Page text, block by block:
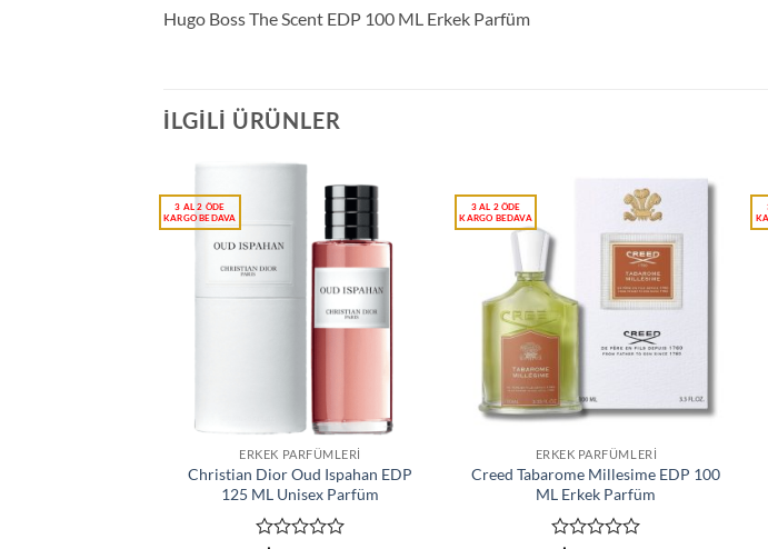
Hugo Boss The Scent EDP 100 ML Erkek Parfüm
İLGILI ÜRÜNLER
ERKEK PARFÜMLERI
Christian Dior Oud Ispahan EDP
125 ML Unisex Parfüm
ERKEK PARFÜMLERI
Creed Tabarome Millesime EDP 100
ML Erkek Parfüm